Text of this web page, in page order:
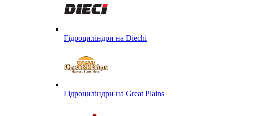
Гідроциліндри на Diechi
Гідроциліндри на Great Plains